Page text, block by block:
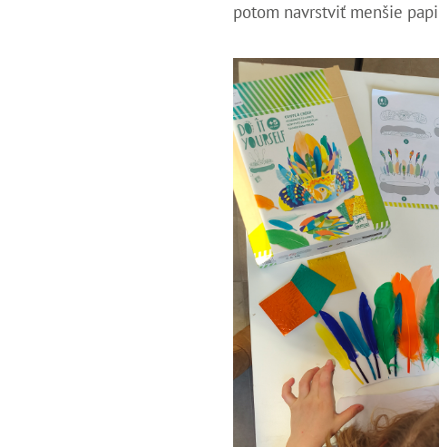
potom navrstviť menšie